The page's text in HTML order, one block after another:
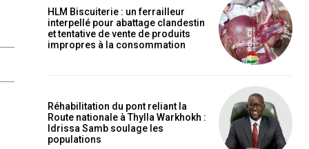
HLM Biscuiterie : un ferrailleur
interpellé pour abattage clandestin
et tentative de vente de produits
impropres à la consommation
Réhabilitation du pont reliant la
Route nationale à Thylla Warkhokh :
Idrissa Samb soulage les
populations